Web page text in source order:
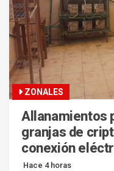
ZONALES
Allanamientos
granjas de
conexión
Hace 4 horas